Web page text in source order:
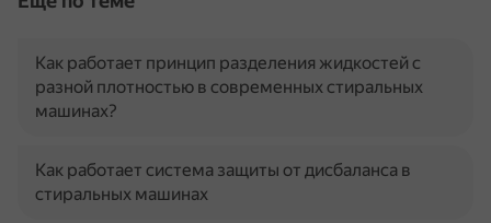
Как работает принцип разделения жидкостей с
разной плотностью в современных стиральных
машинах?
Как работает система защиты от дисбаланса в
стиральных машинах